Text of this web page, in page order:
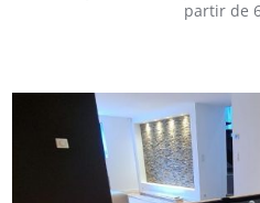
partir de